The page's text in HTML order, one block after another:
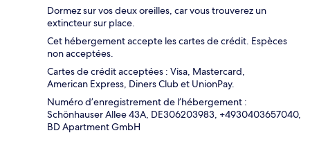
Dormez sur vos deux oreilles, car vous trouverez un
extincteur sur place.
Cet hébergement accepte les cartes de crédit. Espèces
non acceptées.
Cartes de crédit acceptées : Visa, Mastercard,
American Express, Diners Club et UnionPay.
Numéro d’enregistrement de l’hébergement :
Schönhauser Allee 43A, DE306203983, +4930403657040,
BD Apartment GmbH